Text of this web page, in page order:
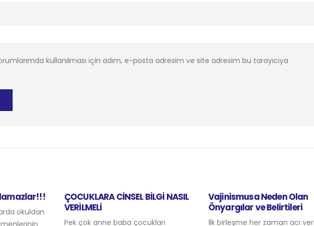
kullanılması için adım, e-posta adresim ve site adresim bu tarayıcıya
BİLGİ NASIL
Vajinismusa Neden Olan
Önyargılar ve Belirtileri
İlk birleşme her zaman acı verir, Kızlık
SOSYAL ORTAMLARDA
ÇEKİLMENİZ ARTMAYA MI
BAŞLADI?